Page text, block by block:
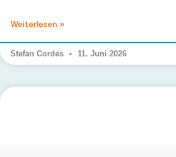
Weiterlesen »
Stefan Cordes 11. Juni 2026